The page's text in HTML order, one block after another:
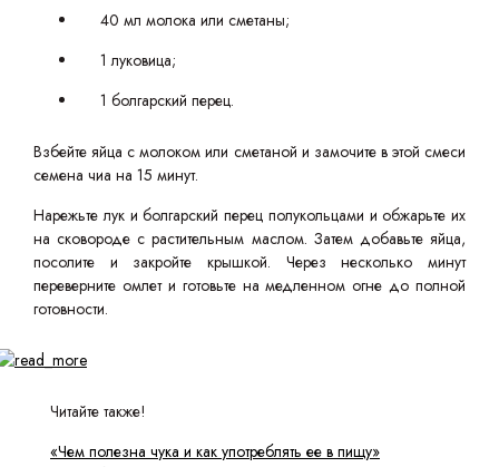
40 мл молока или сметаны;
1 луковица;
1 болгарский перец.
Взбейте яйца с молоком или сметаной и замочите в этой смеси
семена чиа на 15 минут.
Нарежьте лук и болгарский перец полукольцами и обжарьте их
на сковороде с растительным маслом. Затем добавьте яйца,
посолите и закройте крышкой. Через несколько минут
переверните омлет и готовьте на медленном огне до полной
готовности.
Читайте также!
«Чем полезна чука и как употреблять ее в пищу»